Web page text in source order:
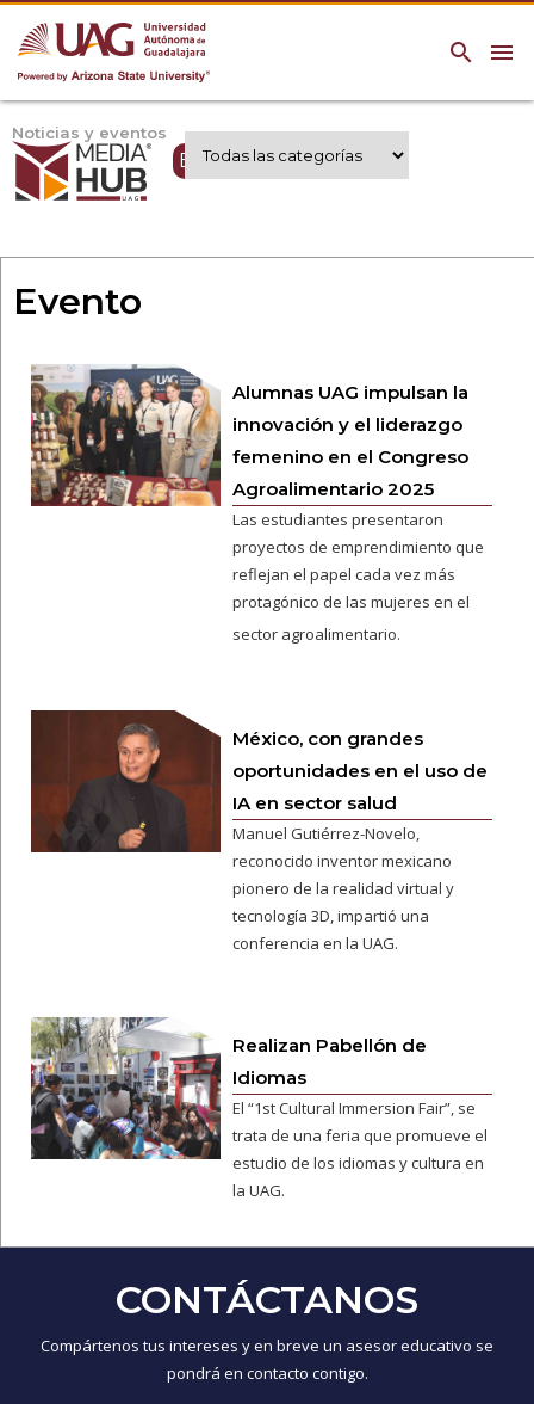
menu
search
Noticias y eventos
Expertos UAG
Evento
Alumnas UAG impulsan la
innovación y el liderazgo
femenino en el Congreso
Agroalimentario 2025
Las estudiantes presentaron
proyectos de emprendimiento que
reflejan el papel cada vez más
protagónico de las mujeres en el
sector agroalimentario.
México, con grandes
oportunidades en el uso de
IA en sector salud
Manuel Gutiérrez-Novelo,
reconocido inventor mexicano
pionero de la realidad virtual y
tecnología 3D, impartió una
conferencia en la UAG.
Realizan Pabellón de
Idiomas
El “1st Cultural Immersion Fair”, se
trata de una feria que promueve el
estudio de los idiomas y cultura en
la UAG.
CONTÁCTANOS
Compártenos tus intereses y en breve un asesor educativo se
pondrá en contacto contigo.